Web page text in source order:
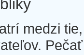
medzi